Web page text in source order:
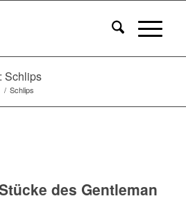
Schlips
/ Schlips
des Gentleman